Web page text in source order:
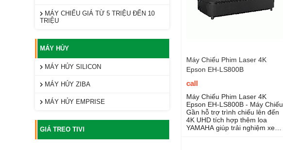
MÁY CHIẾU GIÁ TỪ 5 TRIỆU ĐẾN 10
TRIỆU
MÁY HỦY
MÁY HỦY SILICON
MÁY HỦY ZIBA
MÁY HỦY EMPRISE
GIÁ TREO TIVI
Máy Chiếu Phim Laser 4K
Epson EH-LS800B
call
Máy Chiếu Phim Laser 4K
Epson EH-LS800B - Máy Chiếu
Gần hỗ trợ trình chiếu lên đến
4K UHD tích hợp thêm loa
YAMAHA giúp trải nghiệm xem